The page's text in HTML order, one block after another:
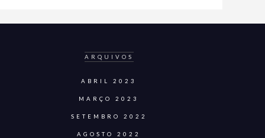
ARQUIVOS
ABRIL 2023
MARÇO 2023
SETEMBRO 2022
AGOSTO 2022